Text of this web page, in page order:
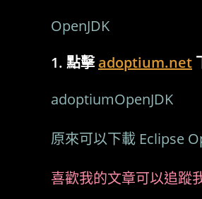
OpenJDK
點擊adoptium.net
adoptiumOpenJDK
原來可以下載 Eclipse
喜歡我的文章可以追蹤